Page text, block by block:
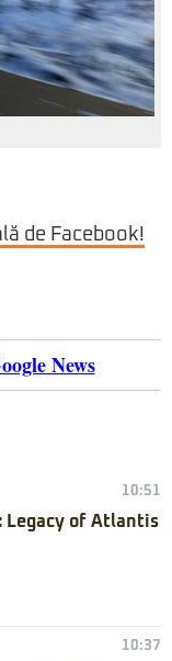
de Facebook!
News
10:51
Legacy of Atlantis
10:37